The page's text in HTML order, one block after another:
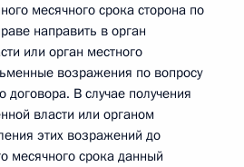
месячного срока сторона по
направить в орган
или орган местного
возражения по вопросу
договора. В случае получения
власти или органом
этих возражений до
месячного срока данный